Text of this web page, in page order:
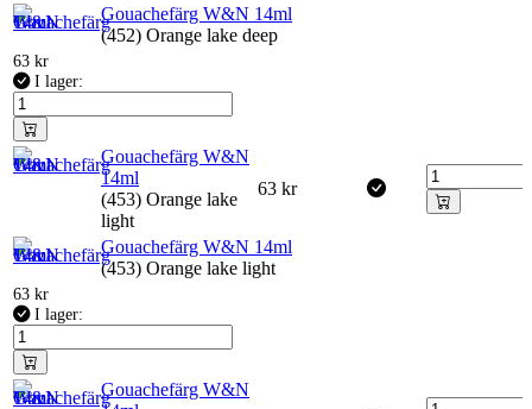
Gouachefärg W&N 14ml
(452) Orange lake deep
63 kr
I lager:
Gouachefärg W&N
14ml
(453) Orange lake
light
63 kr
Gouachefärg W&N 14ml
(453) Orange lake light
63 kr
I lager:
Gouachefärg W&N